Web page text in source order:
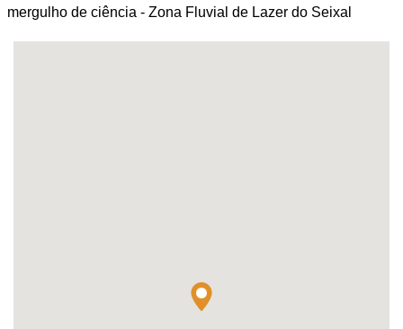
mergulho de ciência - Zona Fluvial de Lazer do Seixal